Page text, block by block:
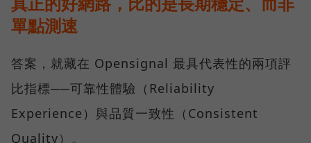
單點測速
答案，就藏在 Opensignal 最具代表性的兩項評
比指標──可靠性體驗（Reliability
Experience）與品質一致性（Consistent
Quality）。